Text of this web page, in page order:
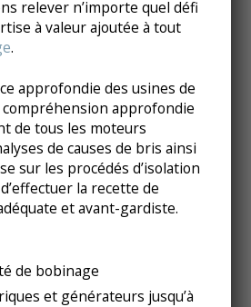
relever n’importe quel défi
à valeur ajoutée à tout
.
approfondie des usines de
approfondie
de tous les moteurs
de causes de bris ainsi
sur les procédés d’isolation
la recette de
et avant-gardiste.
de bobinage
et générateurs jusqu’à